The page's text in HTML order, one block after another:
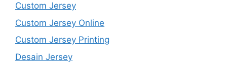
Custom Jersey
Custom Jersey Online
Custom Jersey Printing
Desain Jersey